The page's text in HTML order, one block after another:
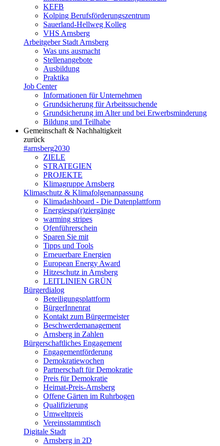
KEFB
Kolping Berufsförderungszentrum
Sauerland-Hellweg Kolleg
VHS Arnsberg
Arbeitgeber Stadt Arnsberg
Was uns ausmacht
Stellenangebote
Ausbildung
Praktika
Job Center
Informationen für Unternehmen
Grundsicherung für Arbeitssuchende
Grundsicherung im Alter und bei Erwerbsminderung
Bildung und Teilhabe
Gemeinschaft & Nachhaltigkeit
zurück
#arnsberg2030
ZIELE
STRATEGIEN
PROJEKTE
Klimagruppe Arnsberg
Klimaschutz & Klimafolgenanpassung
Klimadashboard - Die Datenplattform
Energiespa(r)ziergänge
warming stripes
Ofenführerschein
Sparen Sie mit
Tipps und Tools
Erneuerbare Energien
European Energy Award
Hitzeschutz in Arnsberg
LEITLINIEN GRÜN
Bürgerdialog
Beteiligungsplattform
BürgerInnenrat
Kontakt zum Bürgermeister
Beschwerdemanagement
Arnsberg in Zahlen
Bürgerschaftliches Engagement
Engagementförderung
Demokratiewochen
Partnerschaft für Demokratie
Preis für Demokratie
Heimat-Preis-Arnsberg
Offene Gärten im Ruhrbogen
Qualifizierung
Umweltpreis
Vereinsstammtisch
Digitale Stadt
Arnsberg in 2D